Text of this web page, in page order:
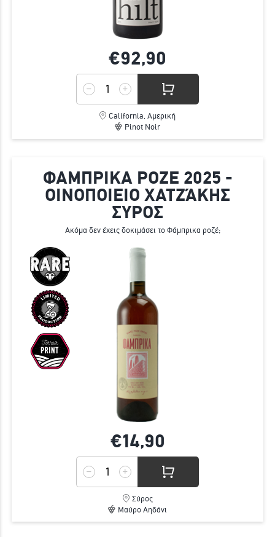
€92,90
California, Αμερική
Pinot Noir
ΦΑΜΠΡΙΚΑ ΡΟΖΕ 2025 -
ΟΙΝΟΠΟΙΕΙΟ ΧΑΤΖΆΚΗΣ
ΣΥΡΟΣ
Ακόμα δεν έχεις δοκιμάσει το Φάμπρικα ροζέ;
€14,90
Σύρος
Μαύρο Αηδάνι